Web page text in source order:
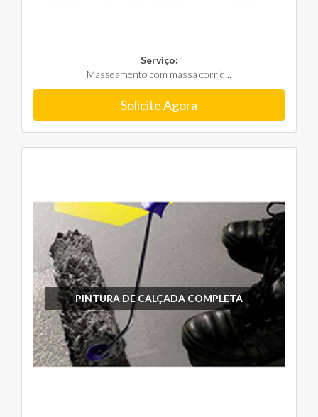
Serviço:
Masseamento com massa corrid...
Solicite Agora
PINTURA DE CALÇADA COMPLETA